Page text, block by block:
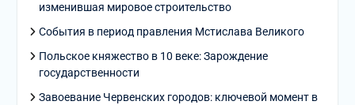
изменившая мировое строительство
События в период правления Мстислава Великого
Польское княжество в 10 веке: Зарождение
государственности
Завоевание Червенских городов: ключевой момент в